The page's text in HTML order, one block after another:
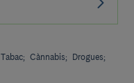
Tabac; Cànnabis;
Drogues;